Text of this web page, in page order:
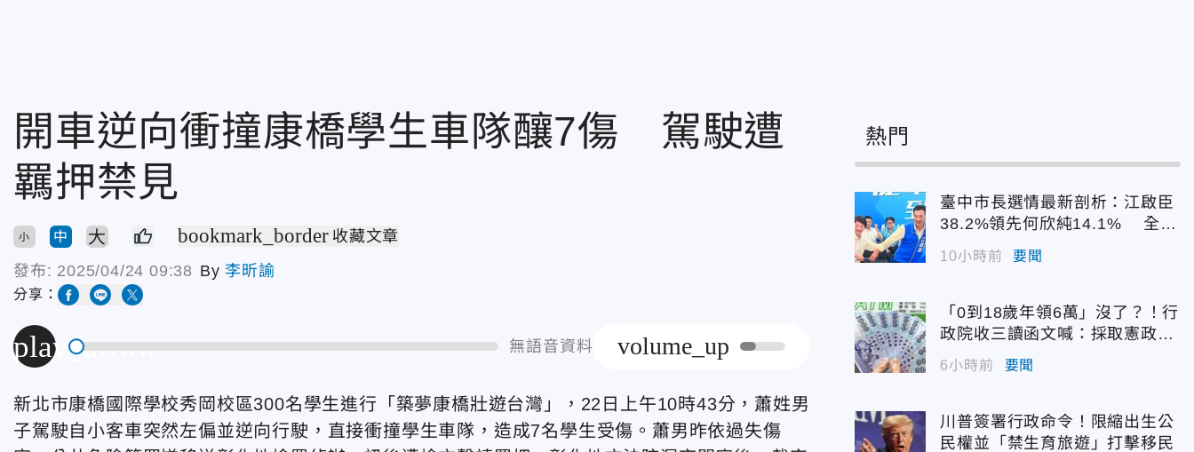
開車逆向衝撞康橋學生車隊釀7傷 駕駛遭
羈押禁見
小 中 大 bookmark_border 收藏文章
發布: 2025/04/24 09:38 By 李昕諭
分享：
play_arrow 無語音資料 volume_up
新北市康橋國際學校秀岡校區300名學生進行「築夢康橋壯遊台灣」， 22日上午10時43分， 蕭姓男
子駕駛自小客車突然左偏並逆向行駛，直接衝撞學生車隊，造成7名學生受傷。 蕭男 昨依過失傷
熱門
臺中市長選情最新剖析：江啟臣
38.2%領先何欣純14.1% 全世
代支持度全面居首
10小時前 要聞
「0到18歲年領6萬」沒了？！行
政院收三讀函文喊：採取憲政作
為
6小時前 要聞
川普簽署行政命令！限縮出生公
民權並「禁生育旅遊」打擊移民